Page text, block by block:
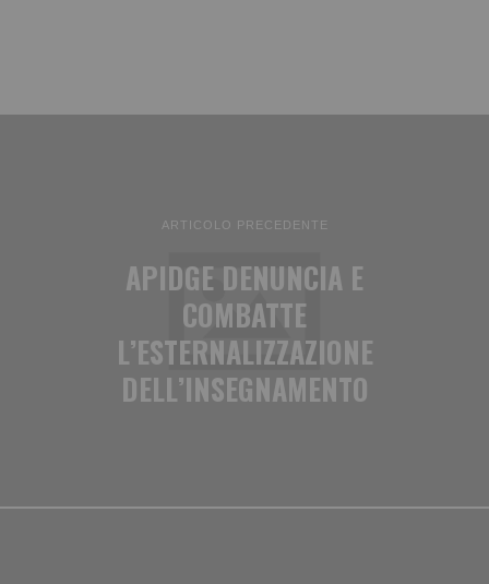
ARTICOLO PRECEDENTE
APIDGE DENUNCIA E
COMBATTE
L’ESTERNALIZZAZIONE
DELL’INSEGNAMENTO